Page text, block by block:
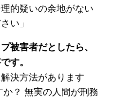
的疑いの余地がない
い」
被害者だとしたら、
す。
決方法があります
？ 無実の人間が刑務